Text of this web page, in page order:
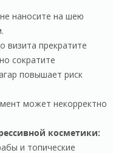
наносите на шею
визита прекратите
сократите
повышает риск
может некорректно
косметики:
и топические